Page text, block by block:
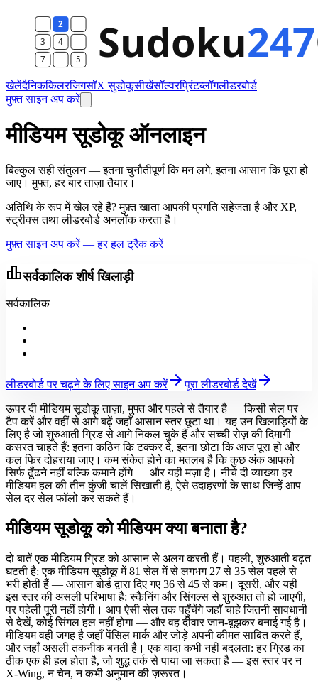
खेलेंदैनिककिलरजिगसॉX सुडोकूसीखेंसॉल्वरप्रिंटब्लॉगलीडरबोर्ड
मुफ़्त साइन अप करें
मीडियम सूडोकू ऑनलाइन
बिल्कुल सही संतुलन — इतना चुनौतीपूर्ण कि मन लगे, इतना आसान कि पूरा हो
जाए। मुफ्त, हर बार ताज़ा तैयार।
अतिथि के रूप में खेल रहे हैं? मुफ़्त खाता आपकी प्रगति सहेजता है और XP,
स्ट्रीक्स तथा लीडरबोर्ड अनलॉक करता है।
मुफ़्त साइन अप करें — हर हल ट्रैक करें
leaderboardसर्वकालिक शीर्ष खिलाड़ी
सर्वकालिक
लीडरबोर्ड पर चढ़ने के लिए साइन अप करेंarrow_forwardपूरा लीडरबोर्ड देखेंarrow_forward
ऊपर दी मीडियम सूडोकू ताज़ा, मुफ्त और पहले से तैयार है — किसी सेल पर
टैप करें और वहीं से आगे बढ़ें जहाँ आसान स्तर छूटा था। यह उन खिलाड़ियों के
लिए है जो शुरुआती ग्रिड से आगे निकल चुके हैं और सच्ची रोज़ की दिमागी
कसरत चाहते हैं: इतना कठिन कि टक्कर दे, इतना छोटा कि आज पूरा हो और
कल फिर दोहराया जाए। कम संकेत होने का मतलब है कि कुछ अंक आपको
सिर्फ ढूँढने नहीं बल्कि कमाने होंगे — और यही मज़ा है। नीचे दी व्याख्या हर
मीडियम हल की तीन कुंजी चालें सिखाती है, ऐसे उदाहरणों के साथ जिन्हें आप
सेल दर सेल फॉलो कर सकते हैं।
मीडियम सूडोकू को मीडियम क्या बनाता है?
दो बातें एक मीडियम ग्रिड को आसान से अलग करती हैं। पहली, शुरुआती बढ़त
घटती है: एक मीडियम सूडोकू में 81 सेल में से लगभग 27 से 35 सेल पहले से
भरी होती हैं — आसान बोर्ड द्वारा दिए गए 36 से 45 से कम। दूसरी, और यही
इस स्तर की असली परिभाषा है: स्कैनिंग और सिंगल्स से शुरुआत तो हो जाएगी,
पर पहेली पूरी नहीं होगी। आप ऐसी सेल तक पहुँचेंगे जहाँ चाहे जितनी सावधानी
से देखें, कोई सिंगल हल नहीं होगा — और वह दीवार जान-बूझकर बनाई गई है।
मीडियम वही जगह है जहाँ पेंसिल मार्क और जोड़े अपनी कीमत साबित करते हैं,
और जहाँ असली तकनीक बनती है। एक वादा कभी नहीं बदलता: हर ग्रिड का
ठीक एक ही हल होता है, जो शुद्ध तर्क से पाया जा सकता है — इस स्तर पर न
X-Wing, न चेन, न कभी अनुमान की ज़रूरत।